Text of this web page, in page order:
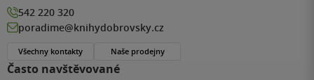
Často navštěvované
542 220 320
poradime@knihydobrovsky.cz
Všechny kontakty Naše prodejny